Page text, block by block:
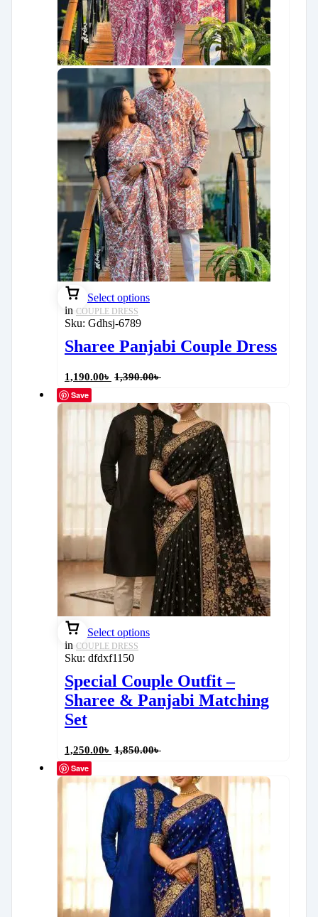
Select options
in COUPLE DRESS
Sku: Gdhsj-6789
Sharee Panjabi Couple Dress
1,190.00৳ 1,390.00৳
Save
Select options
in COUPLE DRESS
Sku: dfdxf1150
Special Couple Outfit –
Sharee & Panjabi Matching
Set
1,250.00৳ 1,850.00৳
Save